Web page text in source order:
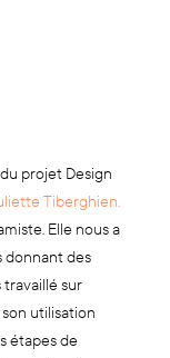
projet Design
Tiberghien,
Elle nous a
donnant des
travaillé sur
son utilisation
étapes de